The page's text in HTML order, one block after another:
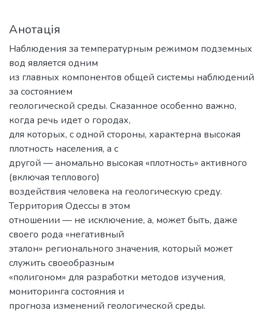
Анотація
Наблюдения за температурным режимом подземных
вод является одним
из главных компонентов общей системы наблюдений
за состоянием
геологической среды. Сказанное особенно важно,
когда речь идет о городах,
для которых, с одной стороны, характерна высокая
плотность населения, а с
другой — аномально высокая «плотность» активного
(включая теплового)
воздействия человека на геологическую среду.
Территория Одессы в этом
отношении — не исключение, а, может быть, даже
своего рода «негативный
эталон» регионального значения, который может
служить своеобразным
«полигоном» для разработки методов изучения,
мониторинга состояния и
прогноза изменений геологической среды.